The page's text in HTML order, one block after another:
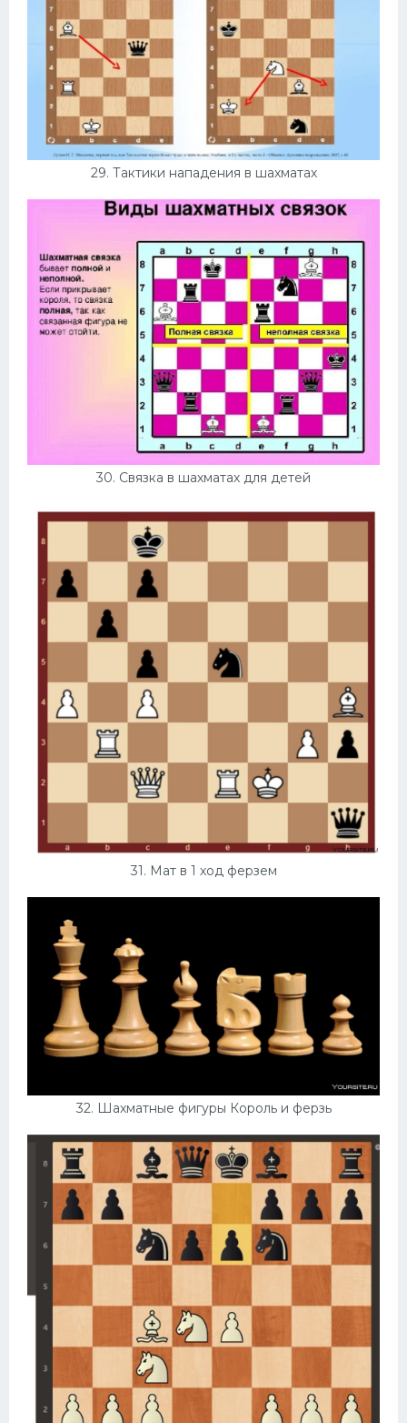
29. Тактики нападения в шахматах
30. Связка в шахматах для детей
31. Мат в 1 ход ферзем
32. Шахматные фигуры Король и ферзь